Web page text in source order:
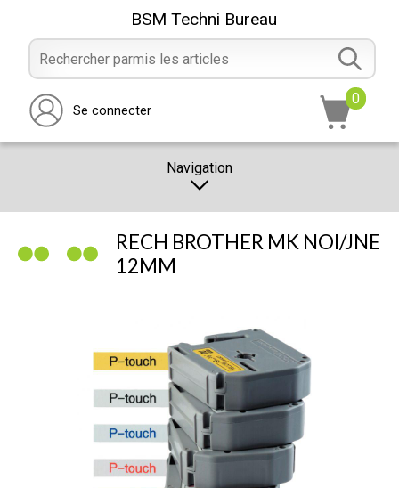
BSM Techni Bureau
Se connecter
0
Navigation
PROMOTION
NOUS CONTACTER
RÉALISATION
RECH BROTHER MK NOI/JNE
12MM